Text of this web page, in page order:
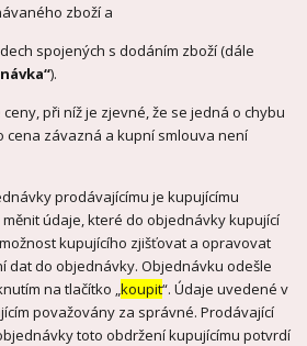
zboží a
spojených s dodáním zboží (dále
).
při níž je zjevné, že se jedná o chybu
cena závazná a kupní smlouva není
prodávajícímu je kupujícímu
údaje, které do objednávky kupující
kupujícího zjišťovat a opravovat
dat do objednávky. Objednávku odešle
na tlačítko „koupit“. Údaje uvedené v
považovány za správné. Prodávající
toto obdržení kupujícímu potvrdí